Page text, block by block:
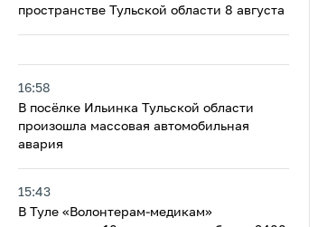
пространстве Тульской области 8 августа
16:58
В посёлке Ильинка Тульской области
произошла массовая автомобильная
авария
15:43
В Туле «Волонтерам-медикам»